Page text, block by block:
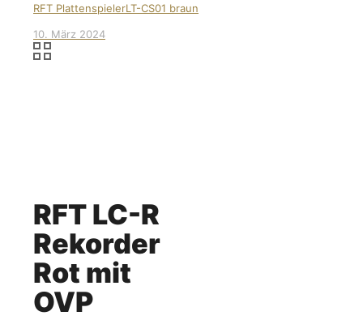
RFT PlattenspielerLT-CS01 braun
10. März 2024
RFT LC-R
Rekorder
Rot mit
OVP